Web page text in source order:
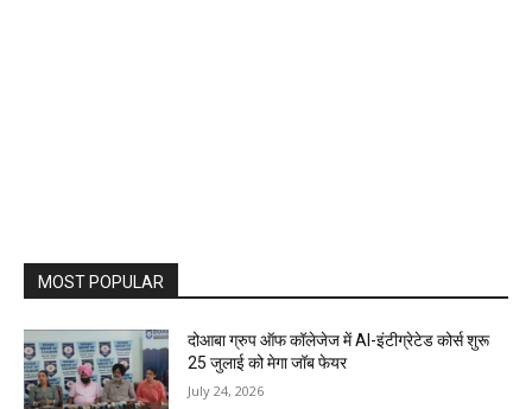
MOST POPULAR
दोआबा ग्रुप ऑफ कॉलेजेज में AI-इंटीग्रेटेड कोर्स शुरू
25 जुलाई को मेगा जॉब फेयर
July 24, 2026